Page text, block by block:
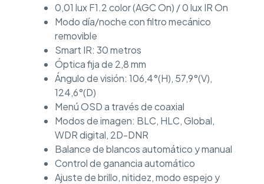
0,01 lux F1.2 color (AGC On) / 0 lux IR On
Modo día/noche con filtro mecánico
removible
Smart IR: 30 metros
Óptica fija de 2,8 mm
Ángulo de visión: 106,4°(H), 57,9°(V),
124,6°(D)
Menú OSD a través de coaxial
Modos de imagen: BLC, HLC, Global,
WDR digital, 2D-DNR
Balance de blancos automático y manual
Control de ganancia automático
Ajuste de brillo, nitidez, modo espejo y